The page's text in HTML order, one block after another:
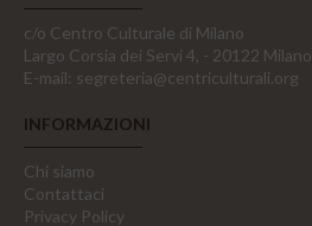
c/o Centro Culturale di Milano
Largo Corsia dei Servi 4, - 20122 Milano
E-mail: segreteria@centriculturali.org
INFORMAZIONI
Chi siamo
Contattaci
Privacy Policy